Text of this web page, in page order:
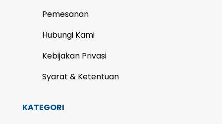
Pemesanan
Hubungi Kami
Kebijakan Privasi
Syarat & Ketentuan
KATEGORI